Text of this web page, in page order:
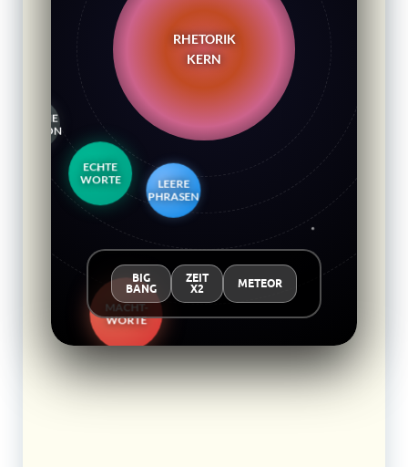
RHETORIK
KERN
LEERE
PHRASEN
WORTE
FALSCHE
EMOTION
BIG
BANG
ZEIT
X2
METEOR